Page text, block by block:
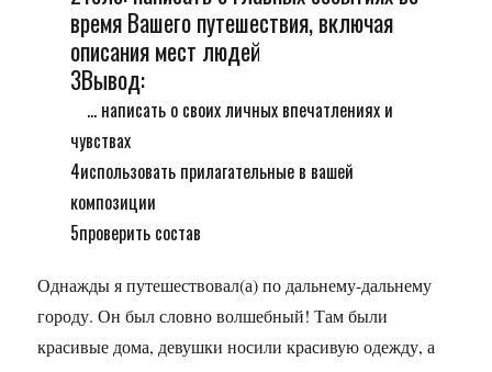
время Вашего путешествия, включая
описания мест людей
3Вывод:
... написать о своих личных впечатлениях и
чувствах
4использовать прилагательные в вашей
композиции
5проверить состав
Однажды я путешествовал(а) по дальнему-дальнему
городу. Он был словно волшебный! Там были
красивые дома, девушки носили красивую одежду, а